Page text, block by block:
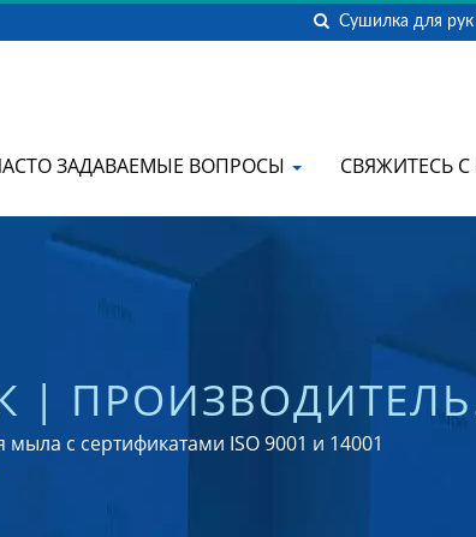
ЗАДАВАЕМЫЕ ВОПРОСЫ СВЯЖИТЕСЬ
| ПРОИЗВОДИТЕЛЬ
ДИСПЕНСЕРОВ
с сертификатами ISO 9001 и 14001